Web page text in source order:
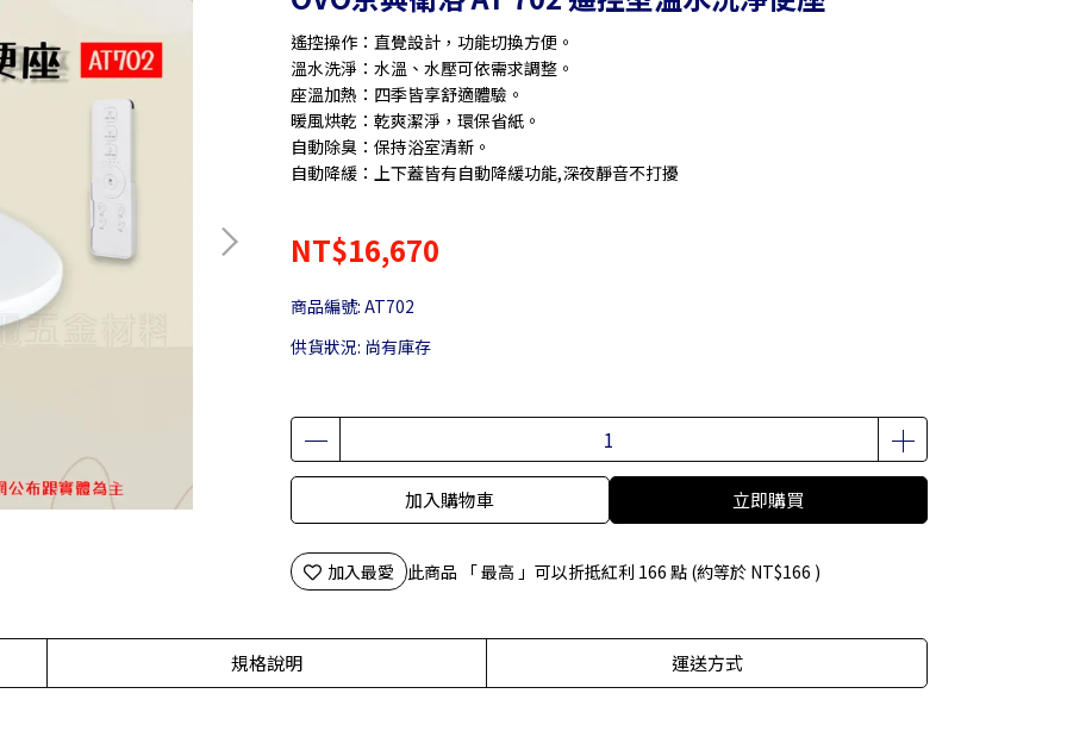
遙控操作：直覺設計，功能切換方便。
溫水洗淨：水溫、水壓可依需求調整。
座溫加熱：四季皆享舒適體驗。
暖風烘乾：乾爽潔淨，環保省紙。
自動除臭：保持浴室清新。
自動降緩：上下蓋皆有自動降緩功能,深夜靜音不打擾
NT$16,670
商品編號: AT702
供貨狀況: 尚有庫存
加入購物車 立即購買
加入最愛 此商品 「 最高 」可以折抵紅利 166 點 (約等於 NT$166 )
規格說明 運送方式